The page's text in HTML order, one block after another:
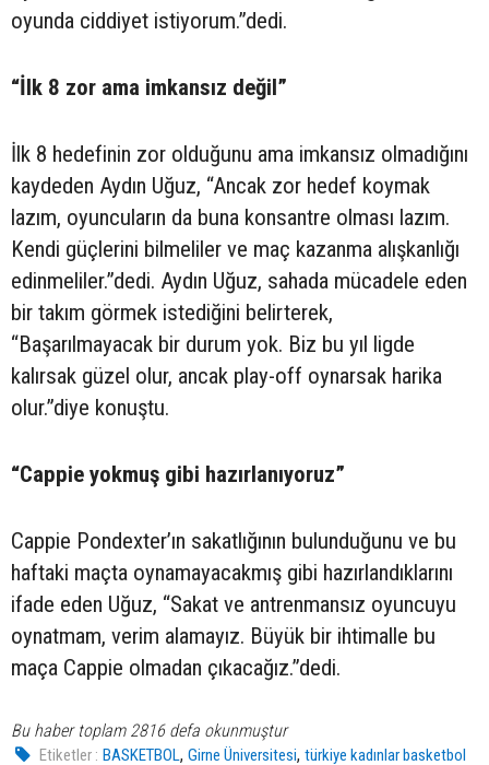
oyunda ciddiyet istiyorum.”dedi.
“İlk 8 zor ama imkansız değil”
İlk 8 hedefinin zor olduğunu ama imkansız olmadığını
kaydeden Aydın Uğuz, “Ancak zor hedef koymak
lazım, oyuncuların da buna konsantre olması lazım.
Kendi güçlerini bilmeliler ve maç kazanma alışkanlığı
edinmeliler.”dedi. Aydın Uğuz, sahada mücadele eden
bir takım görmek istediğini belirterek,
“Başarılmayacak bir durum yok. Biz bu yıl ligde
kalırsak güzel olur, ancak play-off oynarsak harika
olur.”diye konuştu.
“Cappie yokmuş gibi hazırlanıyoruz”
Cappie Pondexter’ın sakatlığının bulunduğunu ve bu
haftaki maçta oynamayacakmış gibi hazırlandıklarını
ifade eden Uğuz, “Sakat ve antrenmansız oyuncuyu
oynatmam, verim alamayız. Büyük bir ihtimalle bu
maça Cappie olmadan çıkacağız.”dedi.
Bu haber toplam 2816 defa okunmuştur
Etiketler : BASKETBOL,Girne Üniversitesi,türkiye kadınlar basketbol